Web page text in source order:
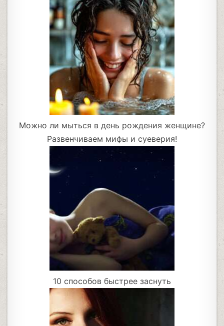
Можно ли мыться в день рождения женщине?
Развенчиваем мифы и суеверия!
10 способов быстрее заснуть